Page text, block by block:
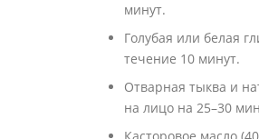
минут.
Голубая или белая
течение 10 минут.
Отварная тыква и
на лицо на 25–30